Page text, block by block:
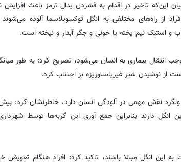
این‌که تاخیر در اقدام به فشردن پدال ترمز باعث افزایش
از راه‌های مختلفی به انگل توکسوپلاسما آلوده
استیک نیم پخته یا خونی و جگر آبدار و نپخته است.
انتقال بیماری به انسان می‌شود، تصریح کرد: به طور
نقش مهمی در آلودگی انسان دارد، خاطرنشان کرد:
انگل دارند بنابراین جمع آوری این گربه‌ها توسط
این انگل مبتلا باشند، تاکید کرد: افراد هنگام تعویض